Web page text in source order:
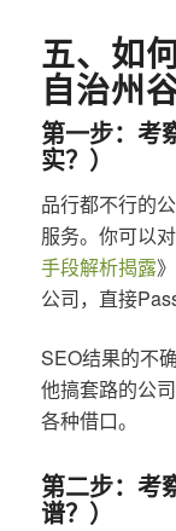
五、如
自治州
第一步：考
实？）
品行都不行的
服务。你可以
手段解析揭露
公司，直接
SEO结果的不
他搞套路的公
各种借口。
第二步：考
谱？）